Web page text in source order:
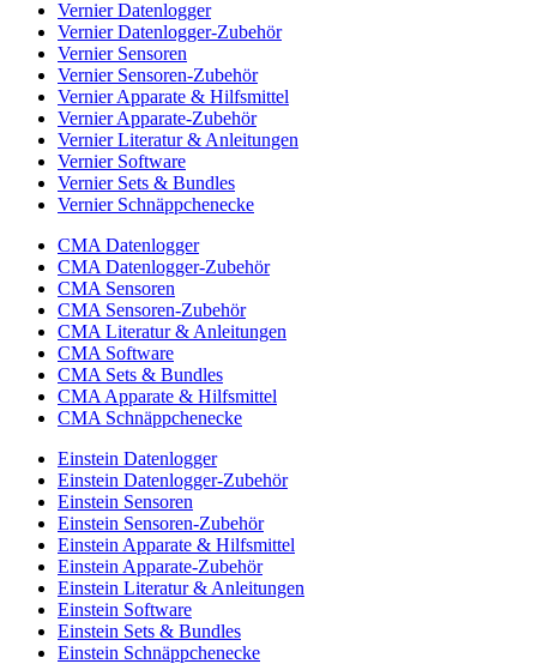
Vernier Datenlogger
Vernier Datenlogger-Zubehör
Vernier Sensoren
Vernier Sensoren-Zubehör
Vernier Apparate & Hilfsmittel
Vernier Apparate-Zubehör
Vernier Literatur & Anleitungen
Vernier Software
Vernier Sets & Bundles
Vernier Schnäppchenecke
CMA Datenlogger
CMA Datenlogger-Zubehör
CMA Sensoren
CMA Sensoren-Zubehör
CMA Literatur & Anleitungen
CMA Software
CMA Sets & Bundles
CMA Apparate & Hilfsmittel
CMA Schnäppchenecke
Einstein Datenlogger
Einstein Datenlogger-Zubehör
Einstein Sensoren
Einstein Sensoren-Zubehör
Einstein Apparate & Hilfsmittel
Einstein Apparate-Zubehör
Einstein Literatur & Anleitungen
Einstein Software
Einstein Sets & Bundles
Einstein Schnäppchenecke